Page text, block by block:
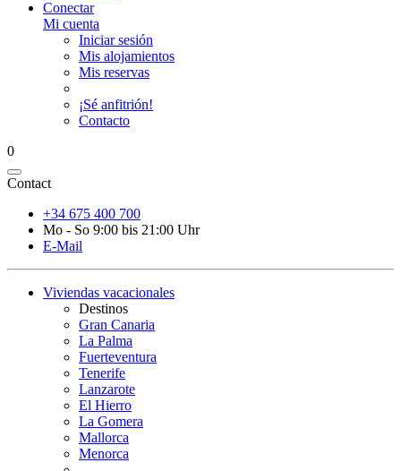
Conectar
Mi cuenta
Iniciar sesión
Mis alojamientos
Mis reservas
¡Sé anfitrión!
Contacto
0
Contact
+34 675 400 700
Mo - So 9:00 bis 21:00 Uhr
E-Mail
Viviendas vacacionales
Destinos
Gran Canaria
La Palma
Fuerteventura
Tenerife
Lanzarote
El Hierro
La Gomera
Mallorca
Menorca